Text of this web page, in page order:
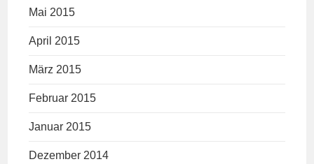
Mai 2015
April 2015
März 2015
Februar 2015
Januar 2015
Dezember 2014